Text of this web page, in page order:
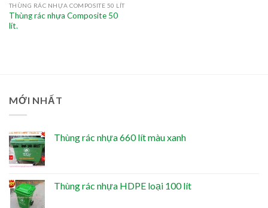
THÙNG RÁC NHỰA COMPOSITE 50 LÍT
Thùng rác nhựa Composite 50
lít.
MỚI NHẤT
Thùng rác nhựa 660 lít màu xanh
Thùng rác nhựa HDPE loại 100 lít